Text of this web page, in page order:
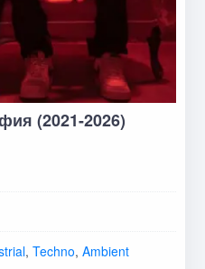
(2021-2026)
, Techno, Ambient